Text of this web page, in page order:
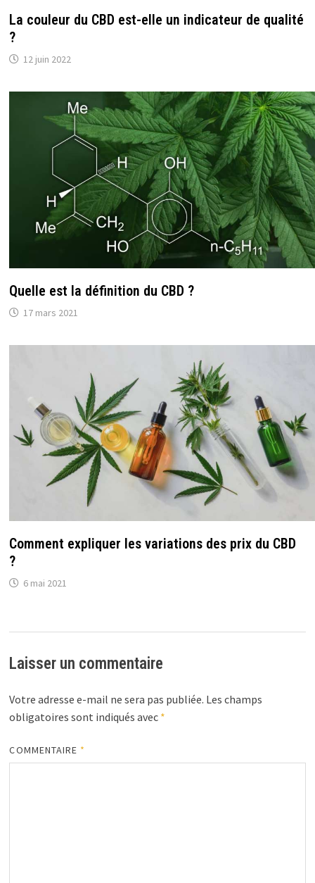
La couleur du CBD est-elle un indicateur de qualité
?
12 juin 2022
Quelle est la définition du CBD ?
17 mars 2021
Comment expliquer les variations des prix du CBD
?
6 mai 2021
Laisser un commentaire
Votre adresse e-mail ne sera pas publiée. Les champs
obligatoires sont indiqués avec *
COMMENTAIRE *